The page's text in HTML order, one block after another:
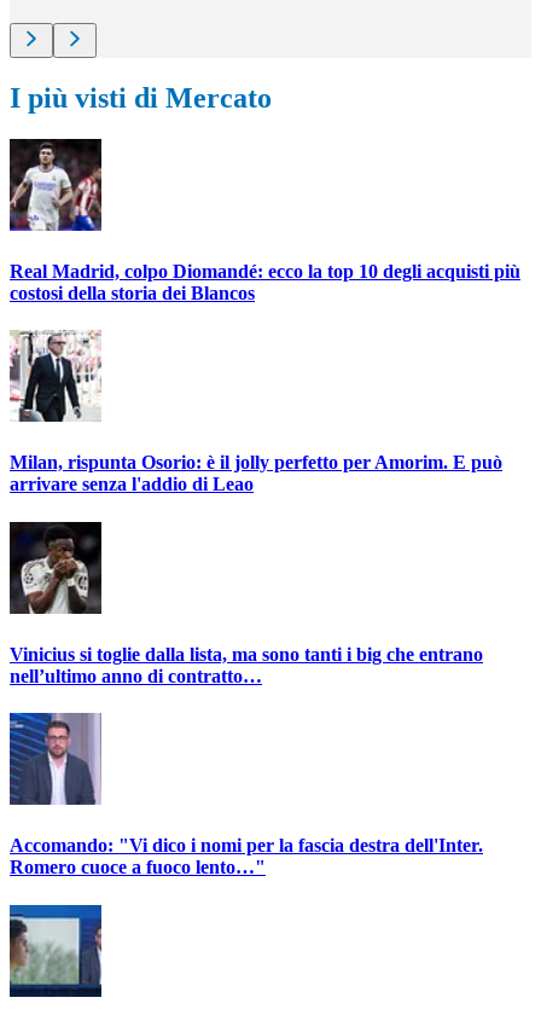
I più visti di Mercato
Real Madrid, colpo Diomandé: ecco la top 10 degli acquisti più
costosi della storia dei Blancos
Milan, rispunta Osorio: è il jolly perfetto per Amorim. E può
arrivare senza l'addio di Leao
Vinicius si toglie dalla lista, ma sono tanti i big che entrano
nell’ultimo anno di contratto…
Accomando: "Vi dico i nomi per la fascia destra dell'Inter.
Romero cuoce a fuoco lento…"